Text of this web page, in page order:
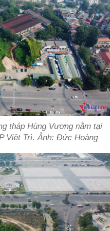
tháp Hùng Vương nằm tại
Việt Trì. Ảnh: Đức Hoàng